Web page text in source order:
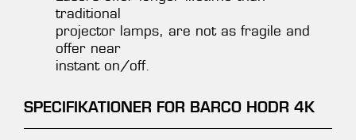
traditional
projector lamps, are not as fragile and
offer near
instant on/off.
SPECIFIKATIONER FOR BARCO HODR 4K